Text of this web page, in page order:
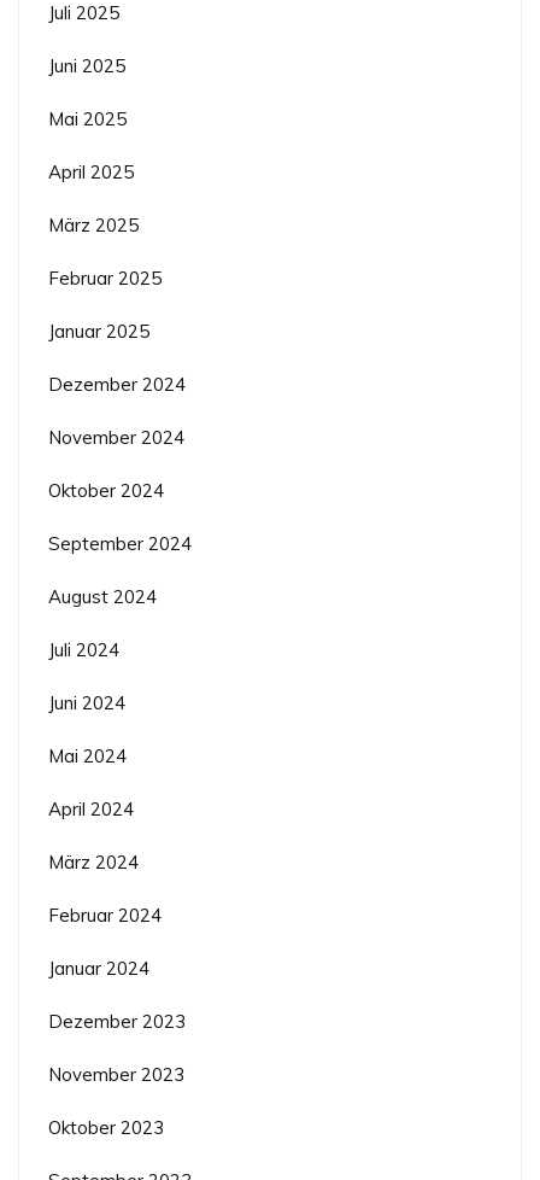
Juli 2025
Juni 2025
Mai 2025
April 2025
März 2025
Februar 2025
Januar 2025
Dezember 2024
November 2024
Oktober 2024
September 2024
August 2024
Juli 2024
Juni 2024
Mai 2024
April 2024
März 2024
Februar 2024
Januar 2024
Dezember 2023
November 2023
Oktober 2023